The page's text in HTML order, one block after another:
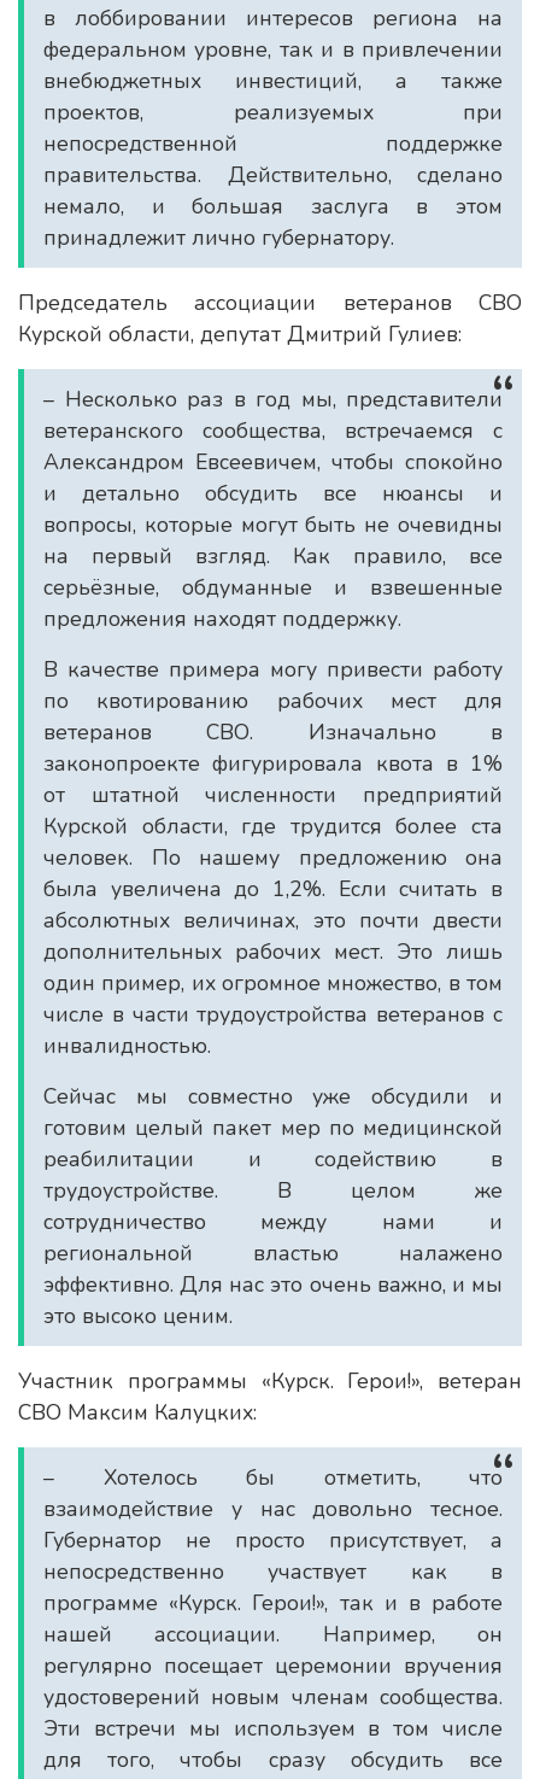
в лоббировании интересов региона на
федеральном уровне, так и в привлечении
внебюджетных инвестиций, а также
проектов, реализуемых при
непосредственной поддержке
правительства. Действительно, сделано
немало, и большая заслуга в этом
принадлежит лично губернатору.
Председатель ассоциации ветеранов СВО
Курской области, депутат Дмитрий Гулиев:
– Несколько раз в год мы, представители
ветеранского сообщества, встречаемся с
Александром Евсеевичем, чтобы спокойно
и детально обсудить все нюансы и
вопросы, которые могут быть не очевидны
на первый взгляд. Как правило, все
серьёзные, обдуманные и взвешенные
предложения находят поддержку.
В качестве примера могу привести работу
по квотированию рабочих мест для
ветеранов СВО. Изначально в
законопроекте фигурировала квота в 1%
от штатной численности предприятий
Курской области, где трудится более ста
человек. По нашему предложению она
была увеличена до 1,2%. Если считать в
абсолютных величинах, это почти двести
дополнительных рабочих мест. Это лишь
один пример, их огромное множество, в том
числе в части трудоустройства ветеранов с
инвалидностью.
Сейчас мы совместно уже обсудили и
готовим целый пакет мер по медицинской
реабилитации и содействию в
трудоустройстве. В целом же
сотрудничество между нами и
региональной властью налажено
эффективно. Для нас это очень важно, и мы
это высоко ценим.
Участник программы «Курск. Герои!», ветеран
СВО Максим Калуцких:
– Хотелось бы отметить, что
взаимодействие у нас довольно тесное.
Губернатор не просто присутствует, а
непосредственно участвует как в
программе «Курск. Герои!», так и в работе
нашей ассоциации. Например, он
регулярно посещает церемонии вручения
удостоверений новым членам сообщества.
Эти встречи мы используем в том числе
для того, чтобы сразу обсудить все